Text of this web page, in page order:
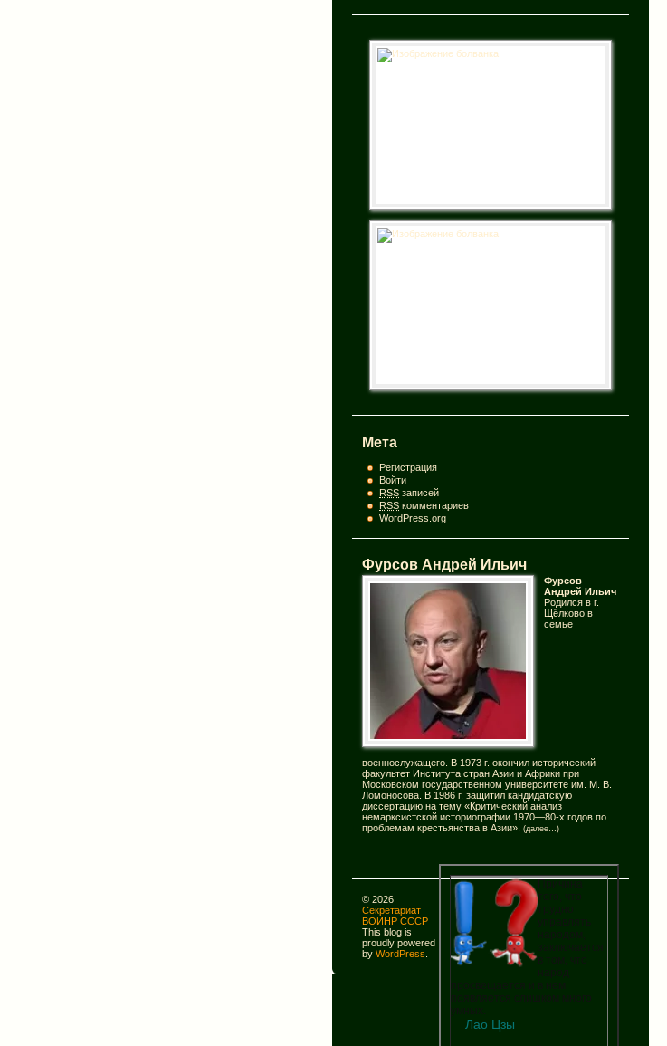
Мета
Регистрация
Войти
RSS записей
RSS комментариев
WordPress.org
Фурсов Андрей Ильич
Фурсов
Андрей Ильич
Родился в г.
Щёлково в
семье
военнослужащего. В 1973 г. окончил исторический
факультет Института стран Азии и Африки при
Московском государственном университете им. М. В.
Ломоносова. В 1986 г. защитил кандидатскую
диссертацию на тему «Критический анализ
немарксистской историографии 1970—80-х годов по
проблемам крестьянства в Азии». (далее…)
Причина
Лао Цзы
© 2026
Секретариат
ВОИНР СССР
This blog is
proudly powered
by WordPress.